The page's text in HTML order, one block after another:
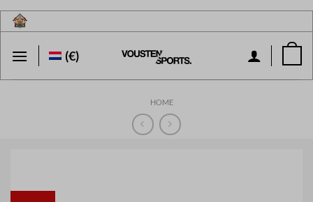
Ga
naar
(€)
HOME